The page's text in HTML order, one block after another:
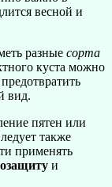
весной и
разные сорта
куста можно
вид.
пятен или
также
применять
и